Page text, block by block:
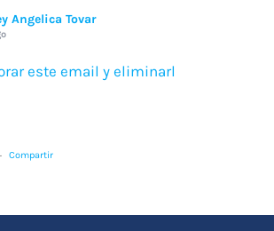
Angelica Tovar
este email y eliminarl
· Compartir